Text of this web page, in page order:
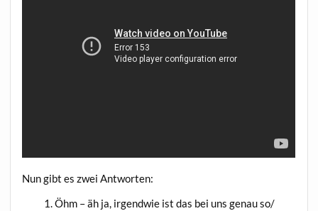
Nun gibt es zwei Antworten:
Öhm – äh ja, irgend­wie ist das bei uns genau so/